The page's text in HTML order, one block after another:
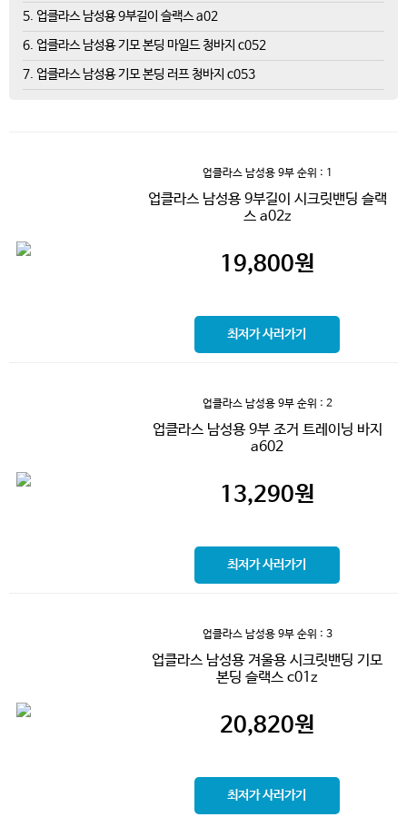
5. 업클라스 남성용 9부길이 슬랙스 a02
6. 업클라스 남성용 기모 본딩 마일드 청바지 c052
7. 업클라스 남성용 기모 본딩 러프 청바지 c053
업클라스 남성용 9부순위 : 1
업클라스 남성용 9부길이 시크릿밴딩 슬랙
스 a02z
19,800원
최저가 사러가기
업클라스 남성용 9부순위 : 2
업클라스 남성용 9부 조거 트레이닝 바지
a602
13,290원
최저가 사러가기
업클라스 남성용 9부순위 : 3
업클라스 남성용 겨울용 시크릿밴딩 기모
본딩 슬랙스 c01z
20,820원
최저가 사러가기